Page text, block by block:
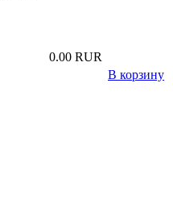
0.00 RUR
В корзину